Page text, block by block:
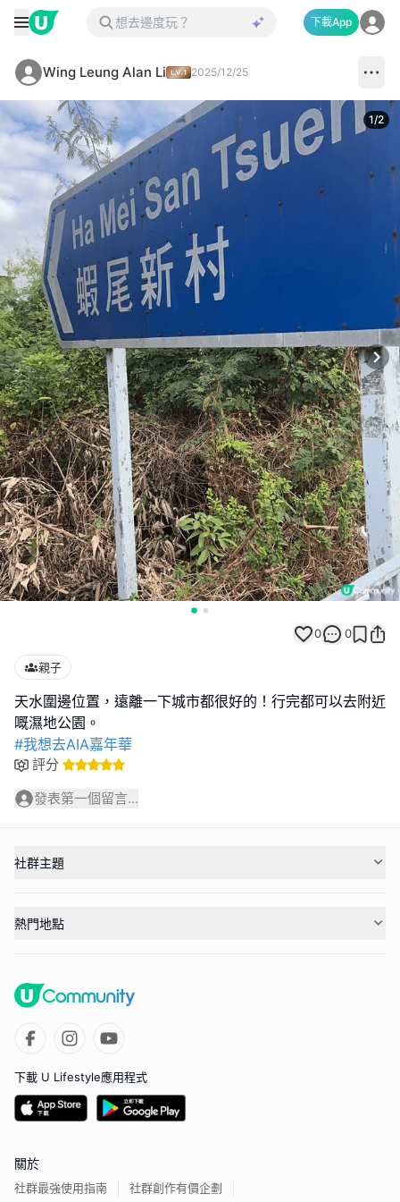
下載App
Wing Leung Alan Li 2025/12/25
1/2
0 0
親子
天水圍邊位置，遠離一下城市都很好的！行完都可以去附近
#我想去AIA嘉年華
評分
發表第一個留言...
社群主題
熱門地點
下載 U Lifestyle應用程式
關於
社群最強使用指南 社群創作有價企劃